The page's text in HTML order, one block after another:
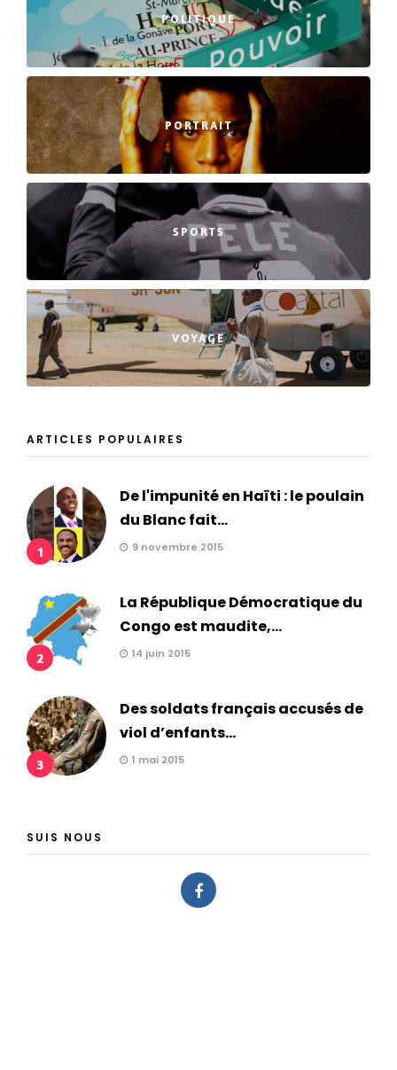
POLITIQUE
PORTRAIT
SPORTS
VOYAGE
ARTICLES POPULAIRES
1
De l'impunité en Haïti : le poulain
du Blanc fait...
9 novembre 2015
2
La République Démocratique du
Congo est maudite,...
14 juin 2015
3
Des soldats français accusés de
viol d’enfants...
1 mai 2015
SUIS NOUS